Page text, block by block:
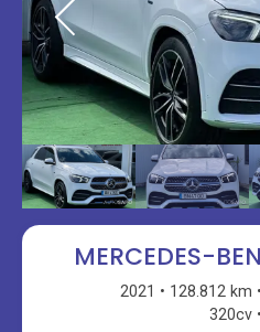
MERCEDES-
2021 128.812 km
320cv